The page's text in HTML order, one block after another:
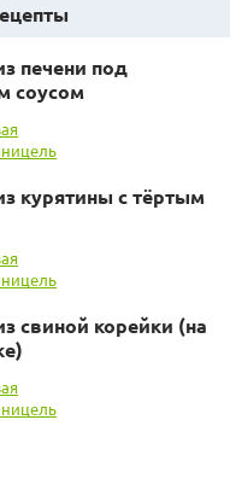
печени под
соусом
курятины с тёртым
свиной корейки (на